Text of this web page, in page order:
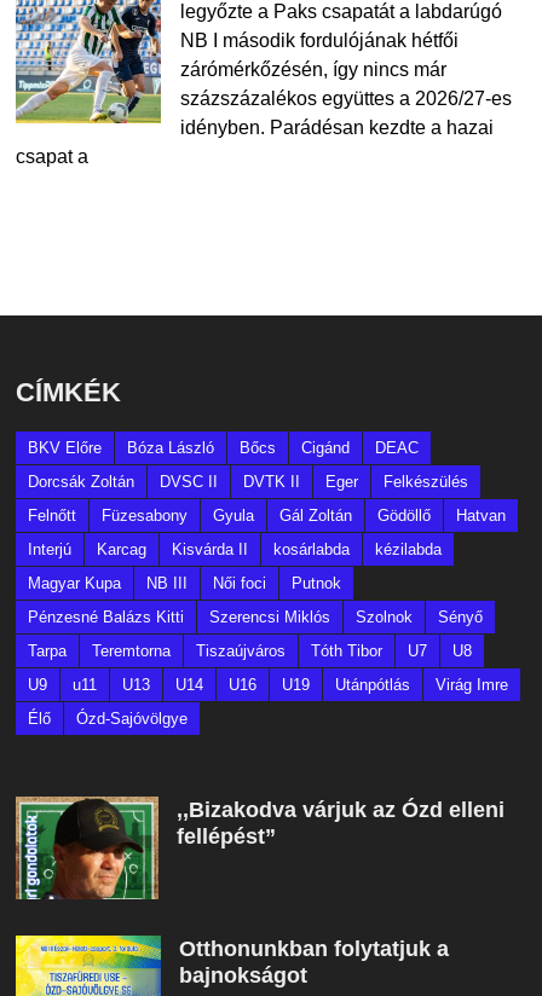
legyőzte a Paks csapatát a labdarúgó
NB I második fordulójának hétfői
zárómérkőzésén, így nincs már
százszázalékos együttes a 2026/27-es
idényben. Parádésan kezdte a hazai
csapat a
CÍMKÉK
BKV Előre Bóza László Bőcs Cigánd
DEAC
Dorcsák Zoltán
DVSC II DVTK II Eger
Felkészülés
Felnőtt
Füzesabony Gyula Gál Zoltán Gödöllő
Hatvan
Interjú
Karcag Kisvárda II kosárlabda
kézilabda
Magyar Kupa
NB III Női foci
Putnok
Pénzesné Balázs Kitti
Szerencsi Miklós Szolnok
Sényő
Tarpa
Teremtorna Tiszaújváros Tóth Tibor U7
U8
U9
u11 U13 U14 U16 U19 Utánpótlás
Virág Imre
Élő
Ózd-Sajóvölgye
,,Bizakodva várjuk az Ózd elleni
fellépést”
Otthonunkban folytatjuk a
bajnokságot